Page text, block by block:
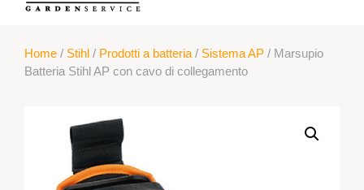
Home / Stihl / Prodotti a batteria / Sistema AP / Marsupio
Batteria Stihl AP con cavo di collegamento